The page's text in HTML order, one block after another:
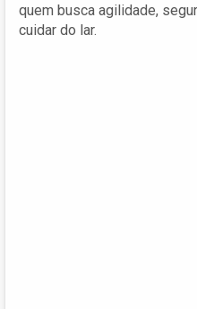
quem busca agilidade,
cuidar do lar.